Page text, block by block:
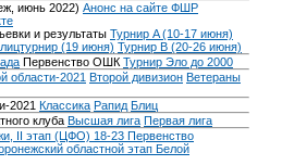
июнь 2022) Анонс на сайте ФШР
и результаты Турнир A (10-17 июня)
(19 июня) Турнир B (20-26 июня)
Первенство ОШК Турнир Эло до 2000
области-2021 Второй дивизион Ветераны
2021 Классика Рапид Блиц
клуба Высшая лига Первая лига
II этап (ЦФО) 18-23 Первенство
областной этап Белой